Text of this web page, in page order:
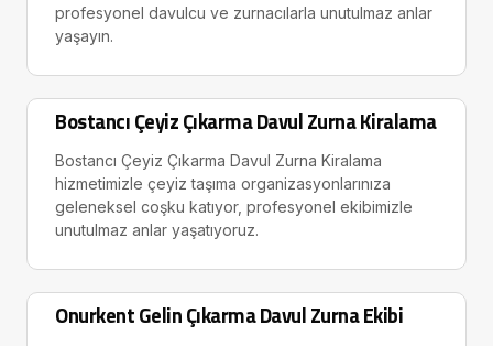
profesyonel davulcu ve zurnacılarla unutulmaz anlar
yaşayın.
Bostancı Çeyiz Çıkarma Davul Zurna Kiralama
Bostancı Çeyiz Çıkarma Davul Zurna Kiralama
hizmetimizle çeyiz taşıma organizasyonlarınıza
geleneksel coşku katıyor, profesyonel ekibimizle
unutulmaz anlar yaşatıyoruz.
Onurkent Gelin Çıkarma Davul Zurna Ekibi